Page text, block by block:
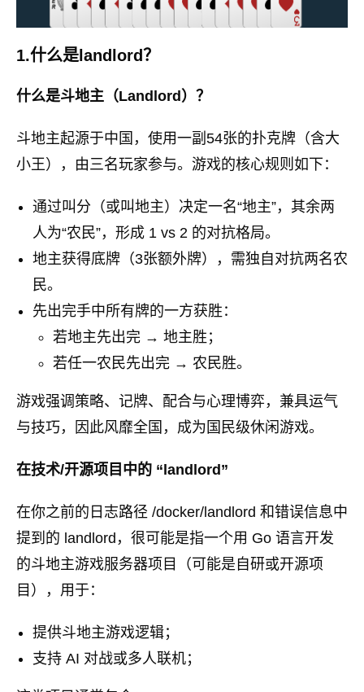
1.什么是landlord？
什么是斗地主（Landlord）？
斗地主起源于中国，使用一副54张的扑克牌（含大
小王），由三名玩家参与。游戏的核心规则如下：
通过叫分（或叫地主）决定一名“地主”，其余两
人为“农民”，形成 1 vs 2 的对抗格局。
地主获得底牌（3张额外牌），需独自对抗两名农
民。
先出完手中所有牌的一方获胜：
若地主先出完 → 地主胜；
若任一农民先出完 → 农民胜。
游戏强调策略、记牌、配合与心理博弈，兼具运气
与技巧，因此风靡全国，成为国民级休闲游戏。
在技术/开源项目中的 “landlord”
在你之前的日志路径 /docker/landlord 和错误信息中
提到的 landlord，很可能是指一个用 Go 语言开发
的斗地主游戏服务器项目（可能是自研或开源项
目），用于：
提供斗地主游戏逻辑；
支持 AI 对战或多人联机；